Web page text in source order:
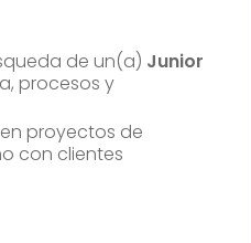
de un(a) Junior
procesos y
proyectos de
con clientes